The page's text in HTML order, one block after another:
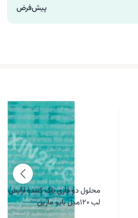
پیش‌فرض
محلول دو فازی پاک کننده آرایش
لب 120میل بایو مارین